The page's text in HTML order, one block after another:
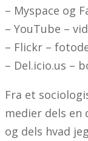
– Myspace og
– YouTube –
– Flickr –
– Del.icio.us –
Fra et
medier dels
og dels hvad